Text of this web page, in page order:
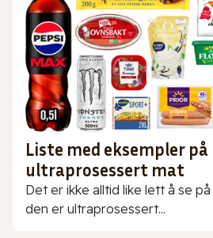
Liste med eksempler på
ultraprosessert mat
Det er ikke alltid like lett å se
den er ultraprosessert...